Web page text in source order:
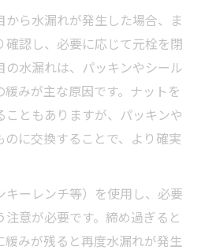
から水漏れが発生した場合、ま
確認し、必要に応じて元栓を閉
の水漏れは、パッキンやシール
みが主な原因です。ナットを
こともありますが、パッキンや
のに交換することで、より確実
キーレンチ等）を使用し、必要
意が必要です。締め過ぎると
緩みが残ると再度水漏れが発生